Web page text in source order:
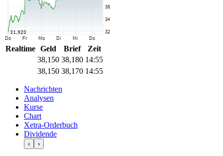
Realtime Geld Brief
Zeit
38,150 38,180 14:55
38,150 38,170 14:55
Nachrichten
Analysen
Kurse
Chart
Xetra-Orderbuch
Dividende
‹ ›